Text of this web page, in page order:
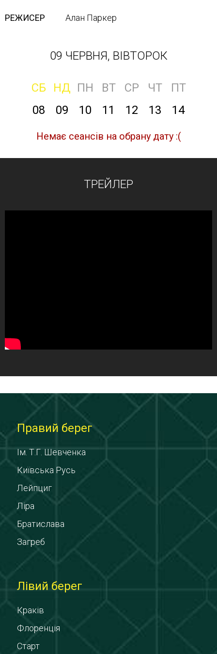
РЕЖИСЕР Алан Паркер
09 ЧЕРВНЯ, ВІВТОРОК
СБ НД ПН ВТ СР ЧТ
ПТ
08
09 10 11 12 13 14
Немає сеансів на обрану дату :(
ТРЕЙЛЕР
Правий берег
Ім. Т.Г. Шевченка
Київська Русь
Лейпциг
Ліра
Братислава
Загреб
Лівий берег
Краків
Флоренція
Старт